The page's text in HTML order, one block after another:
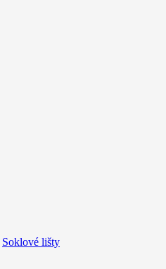
Soklové lišty